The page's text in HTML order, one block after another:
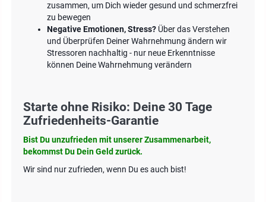
zusammen, um Dich wieder gesund und schmerzfrei
zu bewegen
Negative Emotionen, Stress? Über das Verstehen
und Überprüfen Deiner Wahrnehmung ändern wir
Stressoren nachhaltig - nur neue Erkenntnisse
können Deine Wahrnehmung verändern
Starte ohne Risiko: Deine 30 Tage
Zufriedenheits-Garantie
Bist Du unzufrieden mit unserer Zusammenarbeit,
bekommst Du Dein Geld zurück.
Wir sind nur zufrieden, wenn Du es auch bist!